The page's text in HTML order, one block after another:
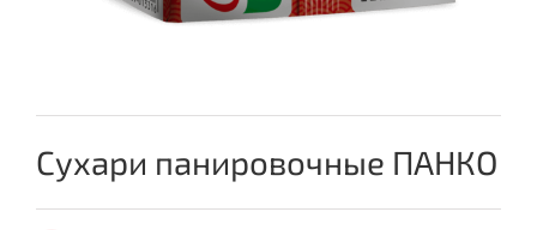
Сухари панировочные ПАНКО